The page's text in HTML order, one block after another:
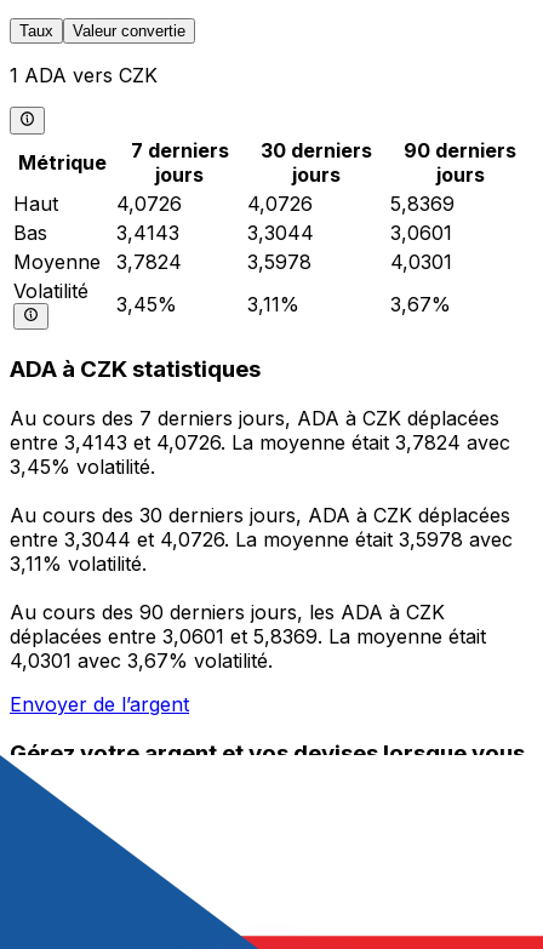
Taux Valeur convertie
1 ADA vers CZK
Métrique
7 derniers
jours
30 derniers
jours
90 derniers
jours
Haut
4,0726 4,0726
5,8369
Bas
3,4143 3,3044
3,0601
Moyenne
3,7824 3,5978
4,0301
Volatilité
3,45% 3,11% 3,67%
ADA à CZK statistiques
Au cours des 7 derniers jours, ADA à CZK déplacées
entre 3,4143 et 4,0726. La moyenne était 3,7824 avec
3,45% volatilité.
Au cours des 30 derniers jours, ADA à CZK déplacées
entre 3,3044 et 4,0726. La moyenne était 3,5978 avec
3,11% volatilité.
Au cours des 90 derniers jours, les ADA à CZK
déplacées entre 3,0601 et 5,8369. La moyenne était
4,0301 avec 3,67% volatilité.
Envoyer de l’argent
Gérez votre argent et vos devises lorsque vous
êtes en déplacement
L'application Xe réunit toutes les fonctionnalités
nécessaires pour vos transferts d'argent internationaux
et la gestion de vos devises. Convertissez des devises,
programmez des alertes de taux et transférez de
l'argent à l'étranger sans frais cachés. Téléchargez